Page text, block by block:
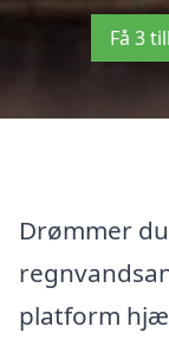
Få 3
Drømmer
platform